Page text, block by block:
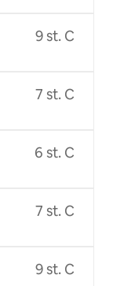
9 st. C
7 st. C
6 st. C
7 st. C
9 st. C